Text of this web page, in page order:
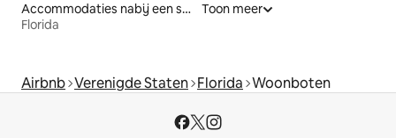
Accommodaties nabij een strand
Florida
Toon meer
Airbnb Verenigde Staten Florida Woonboten